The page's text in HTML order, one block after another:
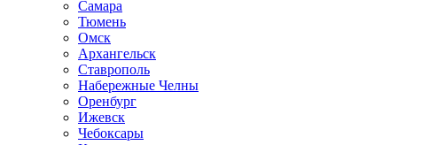
Самара
Тюмень
Омск
Архангельск
Ставрополь
Набережные Челны
Оренбург
Ижевск
Чебоксары